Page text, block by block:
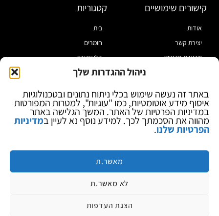
ניהול ההגדרות שלך
באתר זה נעשה שימוש בכלי ניתוח נתונים ובטכנולוגיות
איסוף מידע אוטומטיות, כמו "עוגיות", למטרות המפורטות
במדיניות הפרטיות של האתר. המשך הגלישה באתר
מהווה את הסכמתך לכך. למידע נוסף נא לעיין במדיניות
הפרטיות שלנו.
מאשר.ת
לא מאשר.ת
הצגת העדפות
קישורים שימושיים
אודות
יצירת קשר
מדיניות פרטיות
בלוג
קטגוריות
בית
חומרים
כלי עבודה
מוצרי הלחמה
ספקי כח ומודדים
ציוד אופטי להגדלה
מותגים